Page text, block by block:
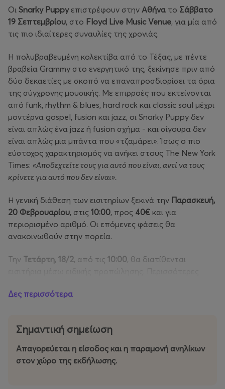
Οι Snarky Puppyεπιστρέφουν στην Αθήνα το Σάββατο
19 Σεπτεμβρίου, στο Floyd Live Music Venue, για μία από
τις πιο ιδιαίτερες συναυλίες της χρονιάς.
Η πολυβραβευμένη κολεκτίβα από το Τέξας, με πέντε
βραβεία Grammy στο ενεργητικό της, ξεκίνησε πριν από
δύο δεκαετίες με σκοπό να επαναπροσδιορίσει τα όρια
της σύγχρονης μουσικής. Με επιρροές που εκτείνονται
από funk, rhythm & blues, hard rock και classic soul μέχρι
μοντέρνα gospel, fusion και jazz, οι Snarky Puppy δεν
είναι απλώς ένα jazz ή fusion σχήμα - και σίγουρα δεν
είναι απλώς μια μπάντα που «τζαμάρει». Ίσως ο πιο
εύστοχος χαρακτηρισμός να ανήκει στους The New York
Times: «Αποδεχτείτε τους για αυτό που είναι, αντί να τους
κρίνετε για αυτό που δεν είναι».
Η γενική διάθεση των εισιτηρίων ξεκινά την Παρασκευή,
20 Φεβρουαρίου, στις 10:00, προς 40€ και για
περιορισμένο αριθμό. Οι επόμενες φάσεις θα
ανακοινωθούν στην πορεία.
Την Τετάρτη, 18/2, από τις 10:00, θα διατίθενται
Τηλεφωνικά στο 2117700000
Φυσικά σημεία: https://www.more.com/gr-
el/physical-spots/
Δες περισσότερα
Σημαντική σημείωση
Απαγορεύεται η είσοδος και η παραμονή ανηλίκων
στον χώρο της εκδήλωσης.